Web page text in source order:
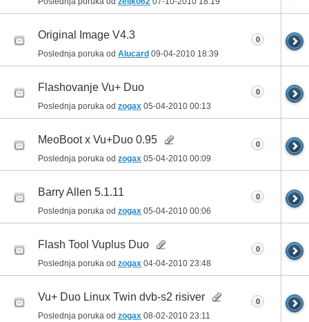
Original Image V4.3
Poslednja poruka od Alucard 09-04-2010 18:39
0
Flashovanje Vu+ Duo
Poslednja poruka od zogax 05-04-2010 00:13
0
MeoBoot x Vu+Duo 0.95
Poslednja poruka od zogax 05-04-2010 00:09
0
Barry Allen 5.1.11
Poslednja poruka od zogax 05-04-2010 00:06
0
Flash Tool Vuplus Duo
Poslednja poruka od zogax 04-04-2010 23:48
0
Vu+ Duo Linux Twin dvb-s2 risiver
Poslednja poruka od zogax 08-02-2010 23:11
0